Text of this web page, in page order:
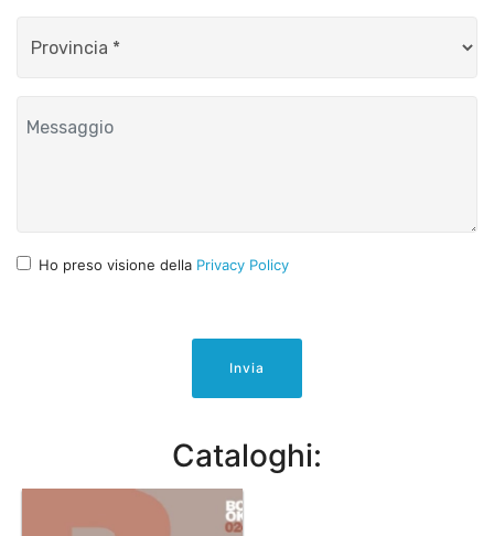
Ho preso visione della Privacy Policy
Invia
Cataloghi: